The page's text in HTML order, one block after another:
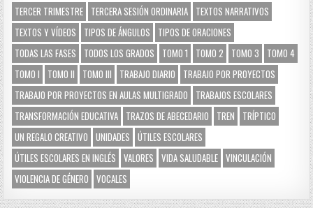
TERCER TRIMESTRE TERCERA SESIÓN ORDINARIA TEXTOS NARRATIVOS
TEXTOS Y VÍDEOS
TIPOS DE ÁNGULOS
TIPOS DE ORACIONES
TODAS LAS FASES
TODOS LOS GRADOS TOMO 1 TOMO 2 TOMO 3
TOMO 4
TOMO I
TOMO II TOMO III TRABAJO DIARIO
TRABAJO POR PROYECTOS
TRABAJO POR PROYECTOS EN AULAS MULTIGRADO
TRABAJOS ESCOLARES
TRANSFORMACIÓN EDUCATIVA TRAZOS DE ABECEDARIO TREN
TRÍPTICO
UN REGALO CREATIVO
UNIDADES
ÚTILES ESCOLARES
ÚTILES ESCOLARES EN INGLÉS
VALORES VIDA SALUDABLE VINCULACIÓN
VIOLENCIA DE GÉNERO
VOCALES